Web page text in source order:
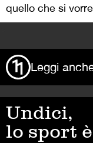
quello che si
Leggi
Undici,
lo sport